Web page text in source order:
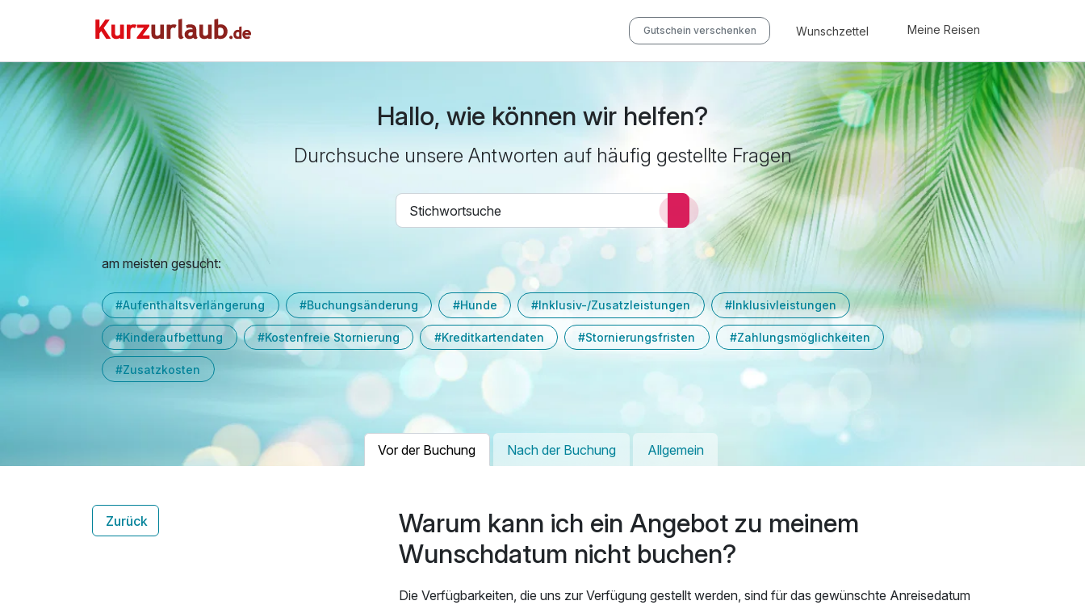
Gutschein verschenken Wunschzettel Meine Reisen
Hallo, wie können wir helfen?
Durchsuche unsere Antworten auf häufig gestellte Fragen
am meisten gesucht:
#Aufenthaltsverlängerung #Buchungsänderung #Hunde #Inklusiv-/Zusatzleistungen #Inklusivleistungen
#Kinderaufbettung #Kostenfreie Stornierung #Kreditkartendaten #Stornierungsfristen #Zahlungsmöglichkeiten
#Zusatzkosten
Vor der Buchung Nach der Buchung Allgemein
Zurück
Warum kann ich ein Angebot zu meinem
Wunschdatum nicht buchen?
Die Verfügbarkeiten, die uns zur Verfügung gestellt werden, sind für das gewünschte Anreisedatum